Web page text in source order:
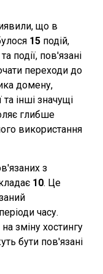
що в
15 подій,
події, пов'язані
переходи до
домену,
інші значущі
глибше
використання
з
10. Це
часу.
зміну хостингу
бути пов'язані